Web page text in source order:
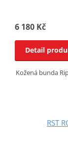
6 180 Kč
Detail
Kožená bunda
RST